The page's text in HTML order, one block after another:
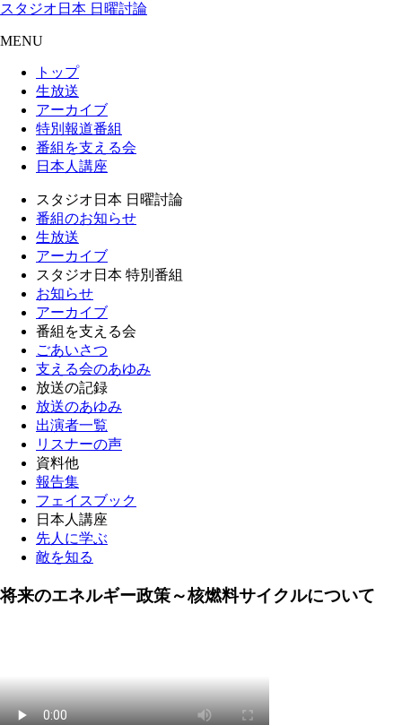
スタジオ日本 日曜討論
MENU
トップ
生放送
アーカイブ
特別報道番組
番組を支える会
日本人講座
スタジオ日本 日曜討論
番組のお知らせ
生放送
アーカイブ
スタジオ日本 特別番組
お知らせ
アーカイブ
番組を支える会
ごあいさつ
支える会のあゆみ
放送の記録
放送のあゆみ
出演者一覧
リスナーの声
資料他
報告集
フェイスブック
日本人講座
先人に学ぶ
敵を知る
将来のエネルギー政策～核燃料サイクルについて